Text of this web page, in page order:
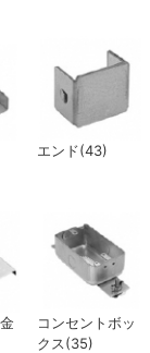
エンド(43)
コンセントボッ
クス(35)